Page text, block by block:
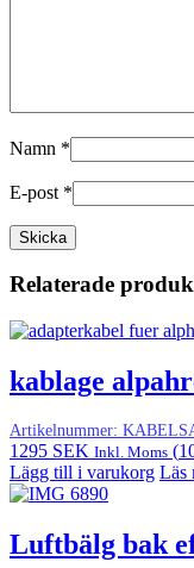
Namn *
E-post *
Relaterade
kablage
Artikelnummer:
1295 SEK Inkl. Moms (
Lägg till i varukorg Läs
Luftbälg bak